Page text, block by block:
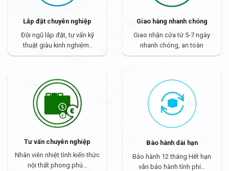
Lắp đặt chuyên nghiệp
Đội ngũ lắp đặt, tư vấn kỹ
thuật giàu kinh nghiệm..
Giao hàng nhanh chóng
Giao nhận cửa từ 5-7 ngày
nhanh chóng, an toàn
Tư vấn chuyên nghiệp
Nhân viên nhiệt tình kiến thức
nội thất phong phú…
Bào hành dài hạn
Bảo hành 12 tháng Hết hạn
vẫn bảo hành tính phí…